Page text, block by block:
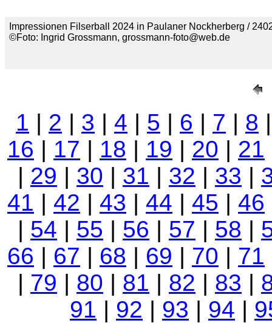
Impressionen Filserball 2024 in Paulaner Nockherberg /
©Foto: Ingrid Grossmann, grossmann-foto@web.de
1 | 2 | 3 | 4 | 5 | 6 | 7 | 8
16 | 17 | 18 | 19 | 20 | 21
| 29 | 30 | 31 | 32 | 33 |
41 | 42 | 43 | 44 | 45 | 46
| 54 | 55 | 56 | 57 | 58 |
66 | 67 | 68 | 69 | 70 | 71
| 79 | 80 | 81 | 82 | 83 |
91 | 92 | 93 | 94 |